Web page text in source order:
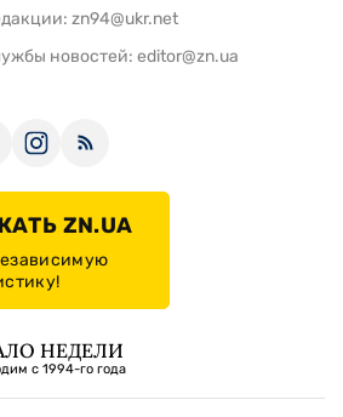
zn94@ukr.net
новостей: editor@zn.ua
ZN.UA
НЕДЕЛИ
с 1994-го года